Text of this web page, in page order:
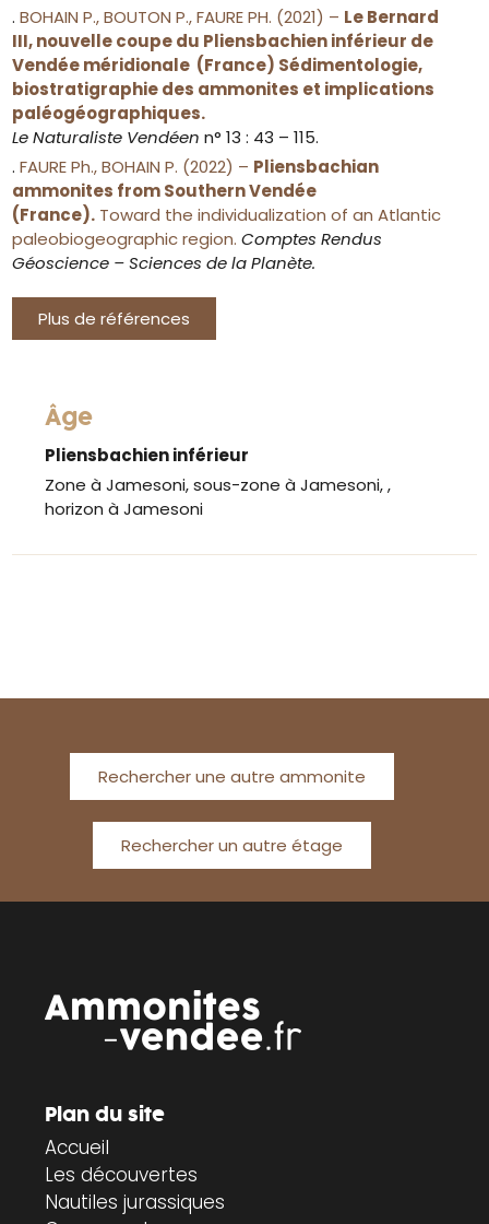
.BOHAIN P., BOUTON P., FAURE PH. (2021) – Le Bernard
III, nouvelle coupe du Pliensbachien inférieur de
Vendée méridionale (France) Sédimentologie,
biostratigraphie des ammonites et implications
paléogéographiques.
Le Naturaliste Vendéen n° 13 : 43 – 115.
.FAURE Ph., BOHAIN P. (2022) – Pliensbachian
ammonites from Southern Vendée
(France). Toward the individualization of an Atlantic
paleobiogeographic region. Comptes Rendus
Géoscience – Sciences de la Planète.
Plus de références
Âge
Pliensbachien inférieur
Zone à Jamesoni, sous-zone à Jamesoni, ,
horizon à Jamesoni
Rechercher une autre ammonite
Rechercher un autre étage
Plan du site
Accueil
Les découvertes
Nautiles jurassiques